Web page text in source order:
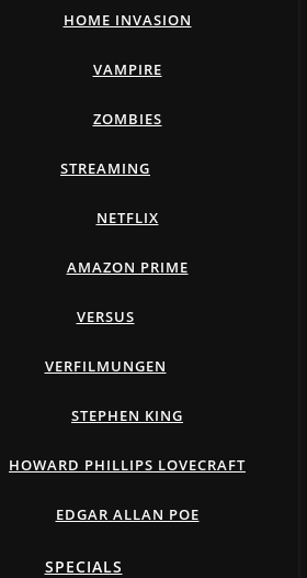
HOME INVASION
VAMPIRE
ZOMBIES
STREAMING
NETFLIX
AMAZON PRIME
VERSUS
VERFILMUNGEN
STEPHEN KING
HOWARD PHILLIPS LOVECRAFT
EDGAR ALLAN POE
SPECIALS